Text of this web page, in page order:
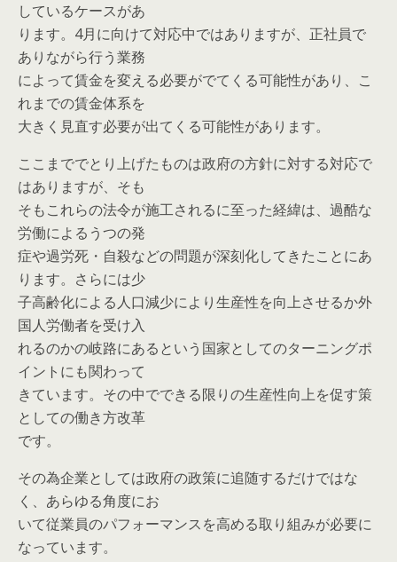
しているケースがあ
ります。4月に向けて対応中ではありますが、正社員で
ありながら行う業務
によって賃金を変える必要がでてくる可能性があり、こ
れまでの賃金体系を
大きく見直す必要が出てくる可能性があります。
ここまででとり上げたものは政府の方針に対する対応で
はありますが、そも
そもこれらの法令が施工されるに至った経緯は、過酷な
労働によるうつの発
症や過労死・自殺などの問題が深刻化してきたことにあ
ります。さらには少
子高齢化による人口減少により生産性を向上させるか外
国人労働者を受け入
れるのかの岐路にあるという国家としてのターニングポ
イントにも関わって
きています。その中でできる限りの生産性向上を促す策
としての働き方改革
です。
その為企業としては政府の政策に追随するだけではな
く、あらゆる角度にお
いて従業員のパフォーマンスを高める取り組みが必要に
なっています。